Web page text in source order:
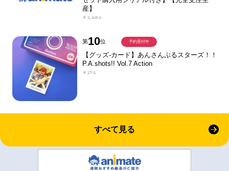
産】
￥2,684
第10位
【グッズ-カード】あんさんぶるスターズ！！
P.A.shots!! Vol.7 Action
￥275
予約受付中
すべて見る